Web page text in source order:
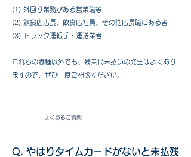
(1) 外回り業務がある営業職等
(2) 飲食店店長、飲食店社員、その他店長職にある者
(3) トラック運転手・運送業者
​これらの職種以外でも、残業代未払いの発生はよくあり
ますので、ぜひ一度ご相談ください。
よくあるご質問
Q. やはりタイムカードがないと未払残